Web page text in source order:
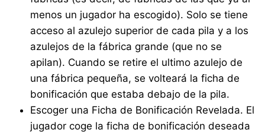
menos un jugador ha escogido). Solo se tiene
acceso al azulejo superior de cada pila y a los
azulejos de la fábrica grande (que no se
apilan). Cuando se retire el ultimo azulejo de
una fábrica pequeña, se volteará la ficha de
bonificación que estaba debajo de la pila.
Escoger una Ficha de Bonificación Revelada. El
jugador coge la ficha de bonificación deseada